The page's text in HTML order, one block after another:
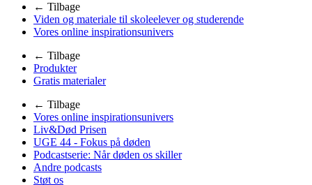
← Tilbage
Viden og materiale til skoleelever og studerende
Vores online inspirationsunivers
← Tilbage
Produkter
Gratis materialer
← Tilbage
Vores online inspirationsunivers
Liv&Død Prisen
UGE 44 - Fokus på døden
Podcastserie: Når døden os skiller
Andre podcasts
Støt os